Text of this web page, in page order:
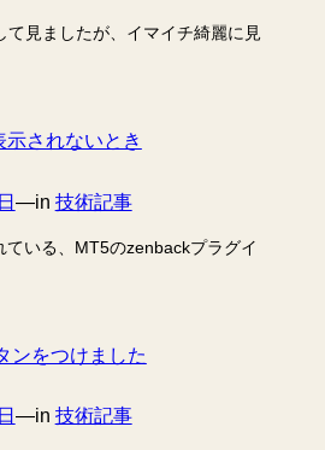
て見ましたが、イマイチ綺麗に見
されないとき
—in 技術記事
ている、MT5のzenbackプラグイ
ンをつけました
—in 技術記事